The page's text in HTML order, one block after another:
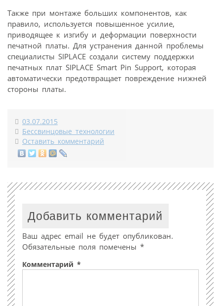
Также при монтаже больших компонентов, как
правило, используется повышенное усилие,
приводящее к изгибу и деформации поверхности
печатной платы. Для устранения данной проблемы
специалисты SIPLACE создали систему поддержки
печатных плат SIPLACE Smart Pin Support, которая
автоматически предотвращает повреждение нижней
стороны платы.
03.07.2015
Бессвинцовые технологии
Оставить комментарий
Добавить комментарий
Ваш адрес email не будет опубликован.
Обязательные поля помечены *
Комментарий *